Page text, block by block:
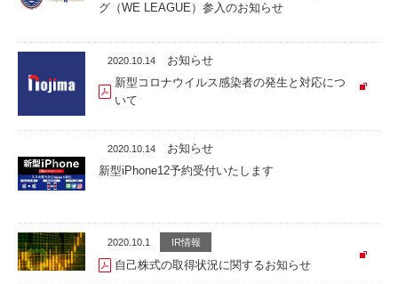
グ（WE LEAGUE）参入のお知らせ
2020.10.14
お知らせ
新型コロナウイルス感染者の発生と対応につ
いて
2020.10.14
お知らせ
新型iPhone12予約受付いたします
2020.10.1 IR情報
自己株式の取得状況に関するお知らせ